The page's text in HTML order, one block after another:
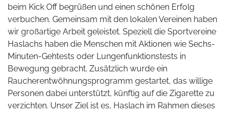
beim Kick Off begrüßen und einen schönen Erfolg
verbuchen. Gemeinsam mit den lokalen Vereinen haben
wir großartige Arbeit geleistet. Speziell die Sportvereine
Haslachs haben die Menschen mit Aktionen wie Sechs-
Minuten-Gehtests oder Lungenfunktionstests in
Bewegung gebracht. Zusätzlich wurde ein
Raucherentwöhnungsprogramm gestartet, das willige
Personen dabei unterstützt, künftig auf die Zigarette zu
verzichten. Unser Ziel ist es, Haslach im Rahmen dieses